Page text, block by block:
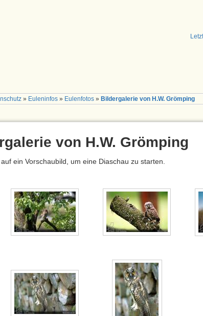
» Euleninfos » Eulenfotos » Bildergalerie von H.W. Grömping
von H.W. Grömping
ein Vorschaubild, um eine Diaschau zu starten.